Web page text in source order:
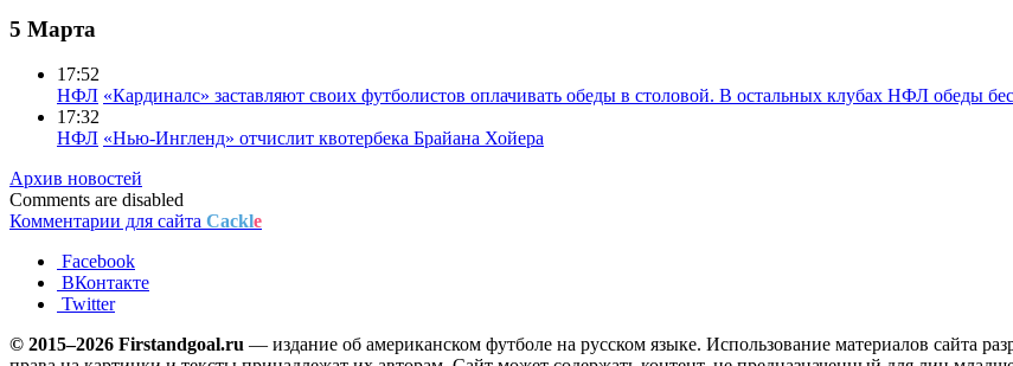
5 Марта
17:52
НФЛ «Кардиналс» заставляют своих футболистов оплачивать обеды в столовой. В остальных клубах НФЛ обеды
17:32
НФЛ «Нью-Ингленд» отчислит квотербека Брайана Хойера
Архив новостей
Comments are disabled
Комментарии для сайта Cackle
Facebook
ВКонтакте
Twitter
© 2015–2026 Firstandgoal.ru — издание об американском футболе на русском языке. Использование материалов cайта